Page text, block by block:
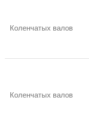
Коленчатых валов
Коленчатых валов